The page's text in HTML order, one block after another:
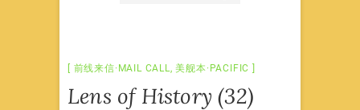
前线来信·MAIL CALL ,美舰本·PACIFIC
Lens of History (32)